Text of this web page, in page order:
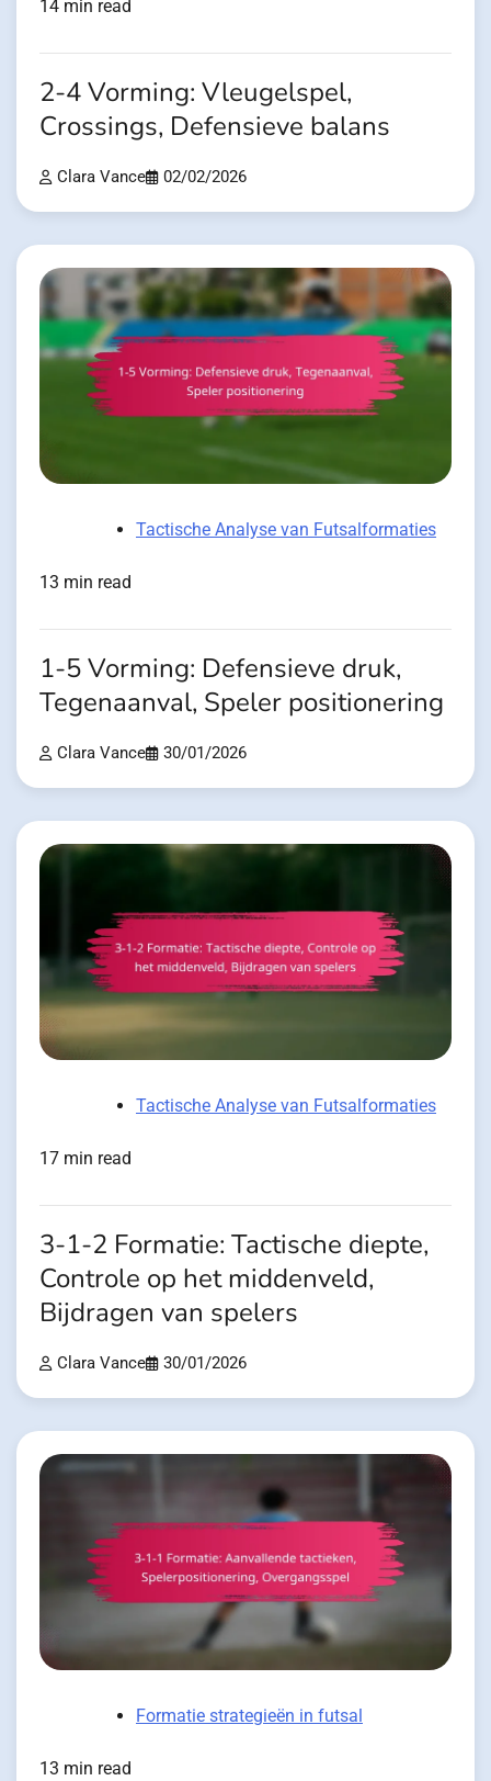
14 min read
2-4 Vorming: Vleugelspel,
Crossings, Defensieve balans
Clara Vance 02/02/2026
Tactische Analyse van Futsalformaties
13 min read
1-5 Vorming: Defensieve druk,
Tegenaanval, Speler positionering
Clara Vance 30/01/2026
Tactische Analyse van Futsalformaties
17 min read
3-1-2 Formatie: Tactische diepte,
Controle op het middenveld,
Bijdragen van spelers
Clara Vance 30/01/2026
Formatie strategieën in futsal
13 min read